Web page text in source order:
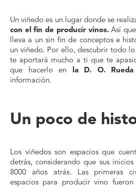
Un viñedo es un lugar donde se
con el fin de producir vinos.Así
lleva a un sin fin de conceptos e
un viñedo. Por ello, descubrir todo
te aportará mucho a ti que te
que hacerlo en
la D. O. Rueda
información.
Un poco de
Los viñedos son espacios que
detrás, considerando que sus
8000 años atrás. Las primeras
espacios para producir vino